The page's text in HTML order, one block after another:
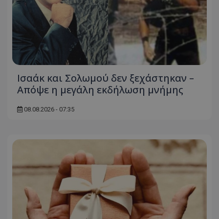
Ισαάκ και Σολωμού δεν ξεχάστηκαν –
Απόψε η μεγάλη εκδήλωση μνήμης
08.08.2026 - 07:35
ASP.NET_SessionId
Microsoft Corporation